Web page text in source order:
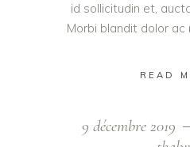
id sollicitudin et,
Morbi blandit dolor ac
READ
9 décembre 2019